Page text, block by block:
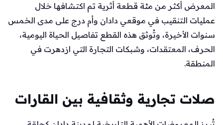
المعرض أكثر من مئة قطعة أثرية تم اكتشافها خلال
عمليات التنقيب في موقعي دادان وأم درج على مدى الخمس
سنوات الأخيرة، وتُوثق هذه القطع تفاصيل الحياة اليومية،
الحرف، المعتقدات، وشبكات التجارة التي ازدهرت في
المنطقة.
صلات تجارية وثقافية بين القارات